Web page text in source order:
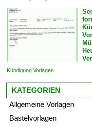
Kündigung Vorlagen
KATEGORIEN
Allgemeine Vorlagen
Bastelvorlagen